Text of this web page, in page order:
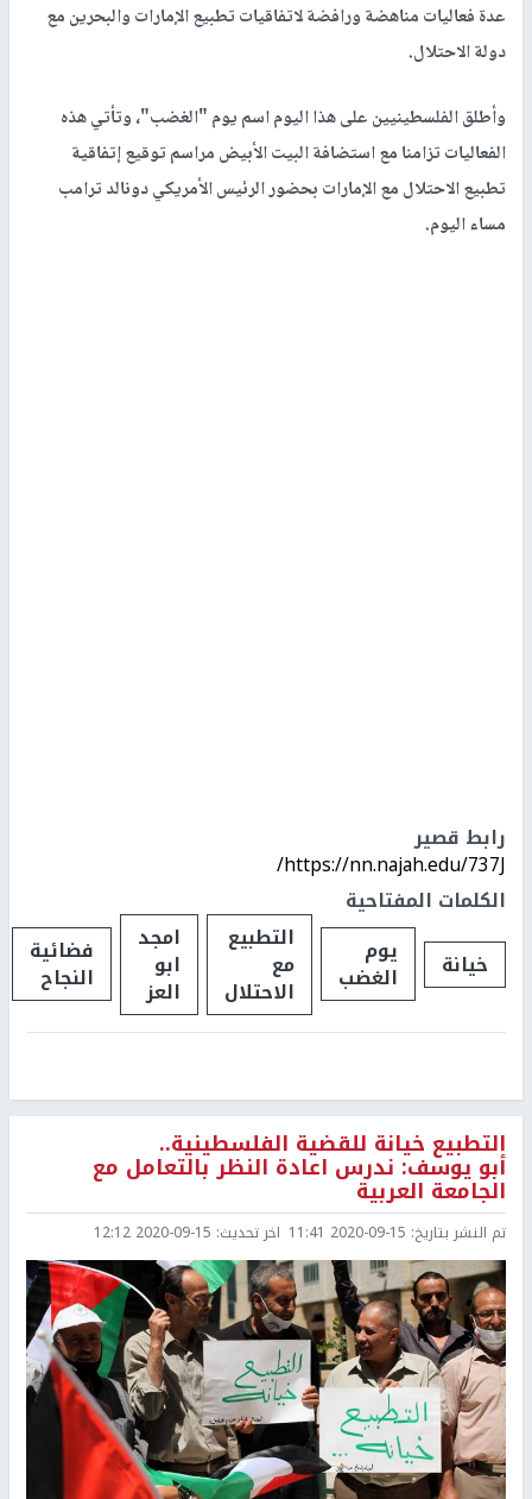
عدة فعاليات مناهضة ورافضة لاتفاقيات تطبيع الإمارات والبحرين مع
دولة الاحتلال.
وأطلق الفلسطينيين على هذا اليوم اسم يوم "الغضب"، وتأتي هذه
الفعاليات تزامنا مع استضافة البيت الأبيض مراسم توقيع إتفاقية
تطبيع الاحتلال مع الإمارات بحضور الرئيس الأمريكي دونالد ترامب
مساء اليوم.
رابط قصير
https://nn.najah.edu/737J/
الكلمات المفتاحية
خيانة
يوم
الغضب
التطبيع
مع
الاحتلال
امجد
ابو
العز
فضائية
النجاح
التطبيع خيانة للقضية الفلسطينية..
أبو يوسف: ندرس اعادة النظر بالتعامل مع
الجامعة العربية
تم النشر بتاريخ: 2020-09-15 11:41 اخر تحديث: 2020-09-15 12:12